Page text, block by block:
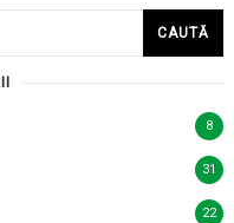
8
31
22